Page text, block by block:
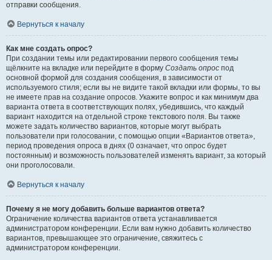
отправки сообщения.
Вернуться к началу
Как мне создать опрос?
При создании темы или редактировании первого сообщения темы
щёлкните на вкладке или перейдите в форму Создать опрос под
основной формой для создания сообщения, в зависимости от
используемого стиля; если вы не видите такой вкладки или формы, то вы
не имеете прав на создание опросов. Укажите вопрос и как минимум два
варианта ответа в соответствующих полях, убедившись, что каждый
вариант находится на отдельной строке текстового поля. Вы также
можете задать количество вариантов, которые могут выбрать
пользователи при голосовании, с помощью опции «Вариантов ответа»,
период проведения опроса в днях (0 означает, что опрос будет
постоянным) и возможность пользователей изменять вариант, за который
они проголосовали.
Вернуться к началу
Почему я не могу добавить больше вариантов ответа?
Ограничение количества вариантов ответа устанавливается
администратором конференции. Если вам нужно добавить количество
вариантов, превышающее это ограничение, свяжитесь с
администратором конференции.